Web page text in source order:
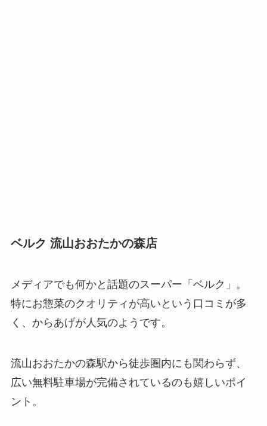
ベルク 流山おおたかの森店
メディアでも何かと話題のスーパー「ベルク」。
特にお惣菜のクオリティが高いという口コミが多
く、からあげが人気のようです。
流山おおたかの森駅から徒歩圏内にも関わらず、
広い無料駐車場が完備されているのも嬉しいポイ
ント。